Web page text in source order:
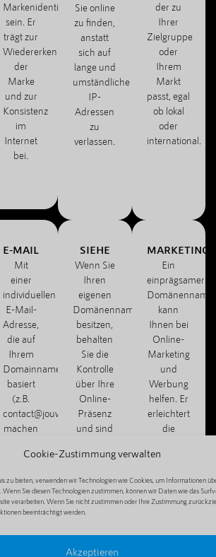
Cookie-Zustimmung verwalten
zu bieten, verwenden wir Technologien wie Cookies, um Informationen
Sie diesen Technologien zustimmen, können wir Daten wie das
verarbeiten. Wenn Sie nicht zustimmen oder Ihre Zustimmung
beeinträchtigt werden.
Akzeptieren
Markenidentität
sein. Er
trägt zur
Wiedererkennung
der
Marke
und zur
Konsistenz
im
Internet
bei.
Sie online
zu finden,
anstatt
sich auf
lange und
umständliche
IP-
Adressen
zu
verlassen.
der zu
Ihrer
Zielgruppe
oder
Ihrem
Markt
passt, egal
ob lokal
oder
international.
E-MAIL
Mit
einer
individuellen
E-Mail-
Adresse,
die auf
Ihrem
Domainnamen
basiert
(z.B.
contact@jouwbedrijf.com),
machen
einen
Eindruck
und
können
effizient
SIEHE
Wenn Sie
Ihren
eigenen
Domänennamen
besitzen,
behalten
Sie die
Kontrolle
über Ihre
Online-
Präsenz
und sind
Dritten
z. B. von
kostenlosen
Hosting-
Diensten.
MARKETING
Ein
einprägsamer
Domänenname
kann
Ihnen bei
Online-
Marketing
und
Werbung
helfen. Er
erleichtert
die
Ihrer
und
macht die
einfacher.